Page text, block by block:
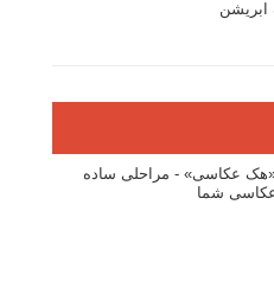
ابریشن
عکاسی» - مراحلی ساده
شما